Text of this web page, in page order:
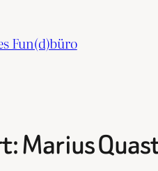
Fun(d)büro
Marius